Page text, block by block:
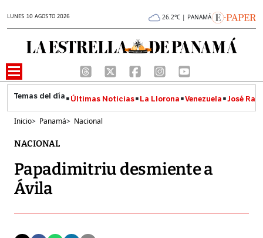
LUNES 10 AGOSTO 2026 26.2°C | PANAMÁ
Últimas Noticias La Llorona Venezuela José
Inicio> Panamá> Nacional
NACIONAL
Papadimitriu desmiente a
Ávila